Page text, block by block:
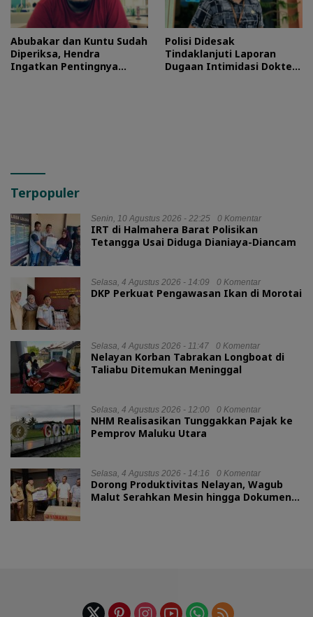
Abubakar dan Kuntu Sudah
Diperiksa, Hendra
Ingatkan Pentingnya
Polisi Didesak
Tindaklanjuti Laporan
Dugaan Intimidasi Dokter
Terpopuler
Senin, 10 Agustus 2026 - 22:25 0 Komentar
IRT di Halmahera Barat Polisikan
Tetangga Usai Diduga Dianiaya-Diancam
Selasa, 4 Agustus 2026 - 14:09 0 Komentar
DKP Perkuat Pengawasan Ikan di Morotai
Selasa, 4 Agustus 2026 - 11:47 0 Komentar
Nelayan Korban Tabrakan Longboat di
Taliabu Ditemukan Meninggal
Selasa, 4 Agustus 2026 - 12:00 0 Komentar
NHM Realisasikan Tunggakkan Pajak ke
Pemprov Maluku Utara
Selasa, 4 Agustus 2026 - 14:16 0 Komentar
Dorong Produktivitas Nelayan, Wagub
Malut Serahkan Mesin hingga Dokumen